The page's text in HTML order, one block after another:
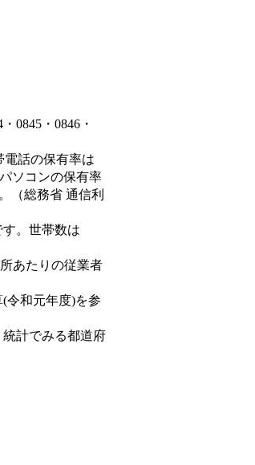
0845・0846・
電話の保有率は
ソコンの保有率
（総務省 通信利
す。世帯数は
あたりの従業者
令和元年度)を参
計でみる都道府